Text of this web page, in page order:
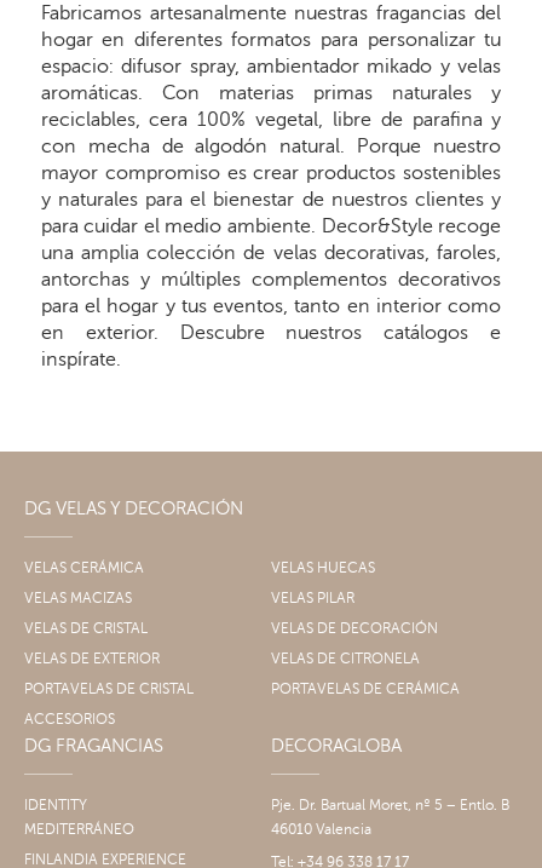
Fabricamos artesanalmente nuestras fragancias del
hogar en diferentes formatos para personalizar tu
espacio: difusor spray, ambientador mikado y velas
aromáticas. Con materias primas naturales y
reciclables, cera 100% vegetal, libre de parafina y
con mecha de algodón natural. Porque nuestro
mayor compromiso es crear productos sostenibles
y naturales para el bienestar de nuestros clientes y
para cuidar el medio ambiente. Decor&Style recoge
una amplia colección de velas decorativas, faroles,
antorchas y múltiples complementos decorativos
para el hogar y tus eventos, tanto en interior como
en exterior. Descubre nuestros catálogos e
inspírate.
DG VELAS Y DECORACIÓN
VELAS CERÁMICA
VELAS HUECAS
VELAS MACIZAS
VELAS PILAR
VELAS DE CRISTAL
VELAS DE DECORACIÓN
VELAS DE EXTERIOR
VELAS DE CITRONELA
PORTAVELAS DE CRISTAL
PORTAVELAS DE CERÁMICA
ACCESORIOS
DG FRAGANCIAS
IDENTITY
MEDITERRÁNEO
FINLANDIA EXPERIENCE
DECORAGLOBA
Pje. Dr. Bartual Moret, nº 5 – Entlo. B
46010 Valencia
Tel: +34 96 338 17 17